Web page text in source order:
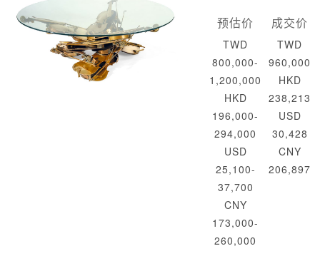
预估价
TWD
800,000-
1,200,000
HKD
196,000-
294,000
USD
25,100-
37,700
CNY
173,000-
260,000
成交价
TWD
960,000
HKD
238,213
USD
30,428
CNY
206,897